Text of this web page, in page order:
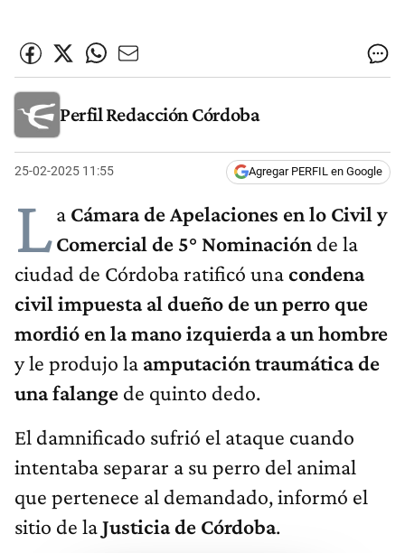
Perfil Redacción Córdoba
25-02-2025 11:55 Agregar PERFIL en Google
La Cámara de Apelaciones en lo Civil y
Comercial de 5° Nominación de la
ciudad de Córdoba ratificó unacondena
civil impuesta al dueño de un perro que
mordió en la mano izquierda a un hombre
y le produjo la amputación traumática de
una falange de quinto dedo.
El damnificado sufrió el ataque cuando
intentaba separar a su perro del animal
que pertenece al demandado, informó el
sitio de laJusticia de Córdoba.